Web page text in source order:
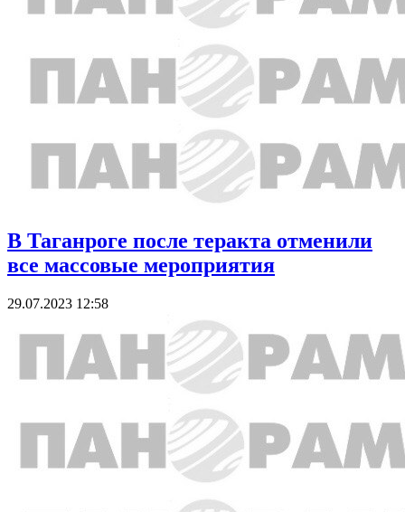
В Таганроге после теракта отменили
все массовые мероприятия
29.07.2023 12:58